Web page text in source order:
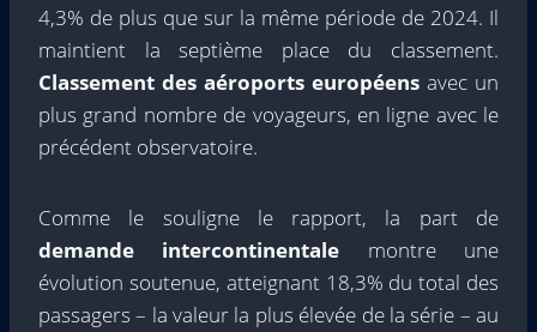
4,3% de plus que sur la même période de 2024. Il
maintient la septième place du classement.
Classement des aéroports européens avec un
plus grand nombre de voyageurs, en ligne avec le
précédent observatoire.
Comme le souligne le rapport, la part de
demande intercontinentale montre une
évolution soutenue, atteignant 18,3% du total des
passagers – la valeur la plus élevée de la série – au